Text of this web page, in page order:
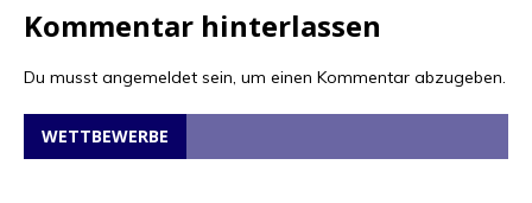
Kommentar hinterlassen
Du musst angemeldet sein, um einen Kommentar abzugeben.
WETTBEWERBE